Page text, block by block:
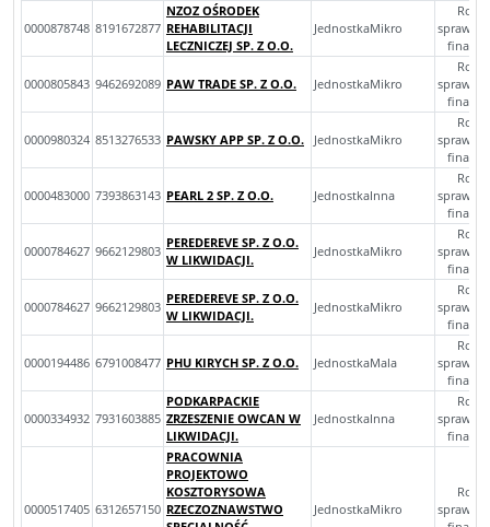
0000878748 8191672877
NZOZ OŚRODEK
REHABILITACJI
LECZNICZEJ SP. Z O.O.
JednostkaMikro
0000805843 9462692089 PAW TRADE SP. Z O.O. JednostkaMikro
0000980324 8513276533 PAWSKY APP SP. Z O.O. JednostkaMikro
0000483000 7393863143 PEARL 2 SP. Z O.O. JednostkaInna
0000784627 9662129803
PEREDEREVE SP. Z O.O.
W LIKWIDACJI.
JednostkaMikro
0000784627 9662129803
PEREDEREVE SP. Z O.O.
W LIKWIDACJI.
JednostkaMikro
0000194486 6791008477 PHU KIRYCH SP. Z O.O. JednostkaMala
0000334932 7931603885
PODKARPACKIE
ZRZESZENIE OWCAN W
LIKWIDACJI.
JednostkaInna
0000517405 6312657150
PRACOWNIA
PROJEKTOWO
KOSZTORYSOWA
RZECZOZNAWSTWO
JednostkaMikro